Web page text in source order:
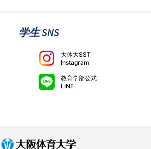
学生 SNS
大体大SST
Instagram
教育学部公式
LINE